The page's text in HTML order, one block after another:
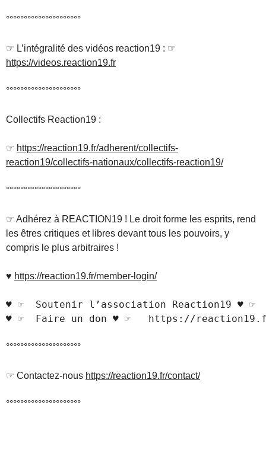
°°°°°°°°°°°°°°°°°°°°°
☞ L’intégralité des vidéos reaction19 : ☞
https://videos.reaction19.fr
°°°°°°°°°°°°°°°°°°°°°
Collectifs Reaction19 :
☞ https://reaction19.fr/adherent/collectifs-
reaction19/collectifs-nationaux/collectifs-reaction19/
°°°°°°°°°°°°°°°°°°°°°
☞ Adhérez à REACTION19 ! Le droit forme les esprits, rend
les êtres critiques et libres devant tous les pouvoirs, y
compris le plus arbitraires !
♥ https://reaction19.fr/member-login/
♥ ☞  Soutenir l’association Reaction19 ♥
°°°°°°°°°°°°°°°°°°°°°
☞ Contactez-nous https://reaction19.fr/contact/
°°°°°°°°°°°°°°°°°°°°°